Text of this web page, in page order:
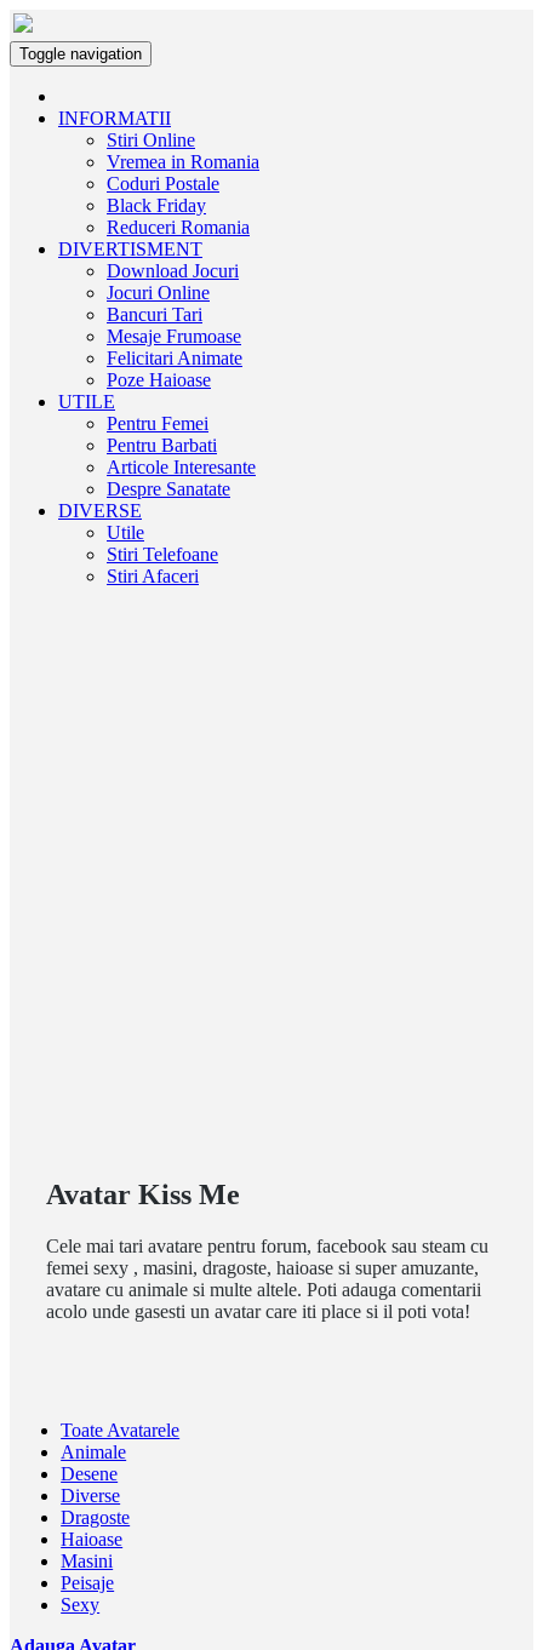
Toggle navigation
INFORMATII
Stiri Online
Vremea in Romania
Coduri Postale
Black Friday
Reduceri Romania
DIVERTISMENT
Download Jocuri
Jocuri Online
Bancuri Tari
Mesaje Frumoase
Felicitari Animate
Poze Haioase
UTILE
Pentru Femei
Pentru Barbati
Articole Interesante
Despre Sanatate
DIVERSE
Utile
Stiri Telefoane
Stiri Afaceri
Avatar Kiss Me
Cele mai tari avatare pentru forum, facebook sau steam cu
femei sexy , masini, dragoste, haioase si super amuzante,
avatare cu animale si multe altele. Poti adauga comentarii
acolo unde gasesti un avatar care iti place si il poti vota!
Toate Avatarele
Animale
Desene
Diverse
Dragoste
Haioase
Masini
Peisaje
Sexy
Adauga Avatar